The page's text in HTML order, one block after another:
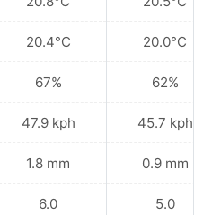
20.4°C
67%
47.9 kph
1.8 mm
6.0
20.0°C
62%
45.7 kph
0.9 mm
5.0